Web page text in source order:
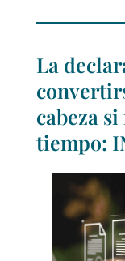
La
cabeza
tiempo: